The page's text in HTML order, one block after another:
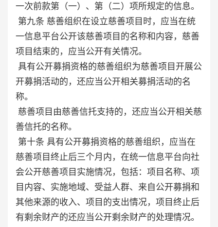
一次前款第（一）、第（二）项所规定的信息。
第九条 慈善组织在设立慈善项目时，应当在统
一信息平台公开该慈善项目的名称和内容，慈善
项目结束的，应当公开有关情况。
具有公开募捐资格的慈善组织为慈善项目开展公
开募捐活动的，还应当公开相关募捐活动的名
称。
慈善项目由慈善信托支持的，还应当公开相关慈
善信托的名称。
第十条 具有公开募捐资格的慈善组织，应当在
慈善项目终止后三个月内，在统一信息平台向社
会公开慈善项目实施情况，包括：项目名称、项
目内容、实施地域、受益人群、来自公开募捐和
其他来源的收入、项目的支出情况，项目终止后
有剩余财产的还应当公开剩余财产的处理情况。